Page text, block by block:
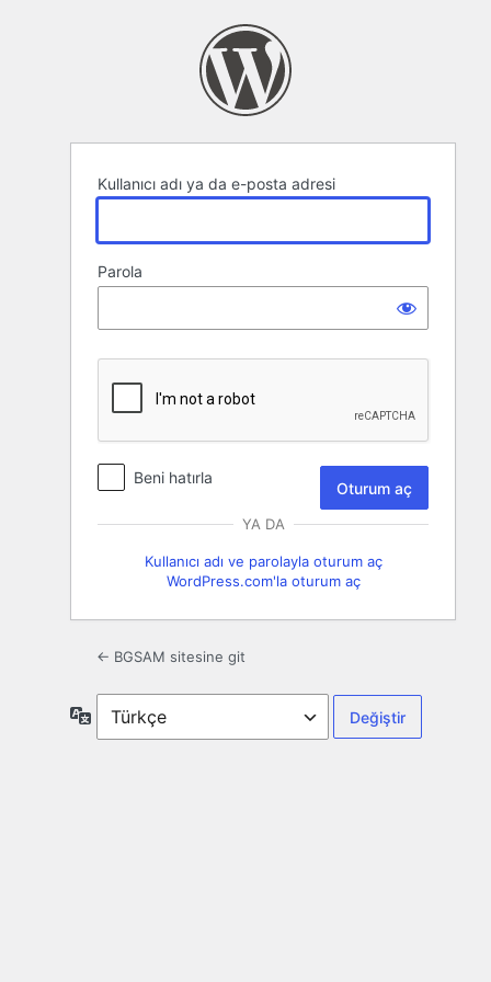
Kullanıcı adı ya da e-posta adresi
Parola
Beni hatırla
YA DA
Kullanıcı adı ve parolayla oturum aç
WordPress.com'la oturum aç
← BGSAM sitesine git
Dil